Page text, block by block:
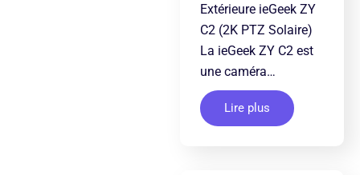
Extérieure ieGeek ZY
C2 (2K PTZ Solaire)
La ieGeek ZY C2 est
une caméra…
Lire plus